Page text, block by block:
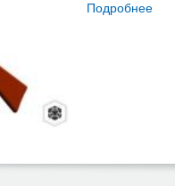
Подробнее